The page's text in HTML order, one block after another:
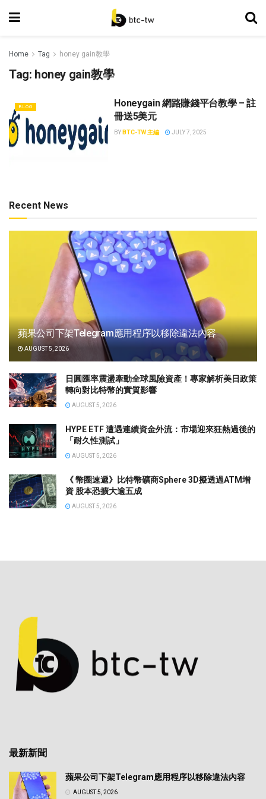
Home Tag honey gain教學
Tag: honey gain教學
BLOG
Honeygain 網路賺錢平台教學 – 註
冊送5美元
BY BTC-TW 主編 JULY 7, 2025
Recent News
蘋果公司下架Telegram應用程序以移除違法內容
AUGUST 5, 2026
日圓匯率震盪牽動全球風險資產！專家解析美日政策
轉向對比特幣的實質影響
AUGUST 5, 2026
HYPE ETF 遭遇連續資金外流：市場迎來狂熱過後的
「耐久性測試」
AUGUST 5, 2026
《 幣圈速遞》比特幣礦商Sphere 3D擬透過ATM增
資 股本恐擴大逾五成
AUGUST 5, 2026
最新新聞
蘋果公司下架Telegram應用程序以移除違法內容
AUGUST 5, 2026